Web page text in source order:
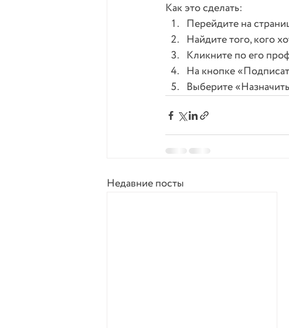
Как это сделать:
Перейдите на
Найдите того, кого
Кликните по его
На кнопке
Выберите
Недавние посты